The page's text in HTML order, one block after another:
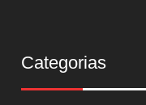
Categorias